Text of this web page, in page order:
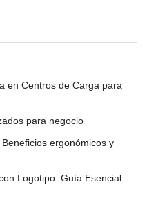
en Centros de Carga para
para negocio
ergonómicos y
Logotipo: Guía Esencial